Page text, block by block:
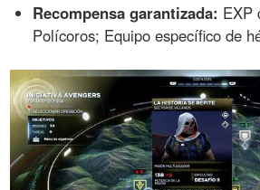
Recompensa garantizada: EXP
Polícoros; Equipo específico de